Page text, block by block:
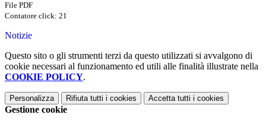
File PDF
Contatore click: 21
Notizie
Questo sito o gli strumenti terzi da questo utilizzati si avvalgono di
cookie necessari al funzionamento ed utili alle finalità illustrate nella
COOKIE POLICY.
Personalizza Rifiuta tutti i cookies Accetta tutti i cookies
Gestione cookie